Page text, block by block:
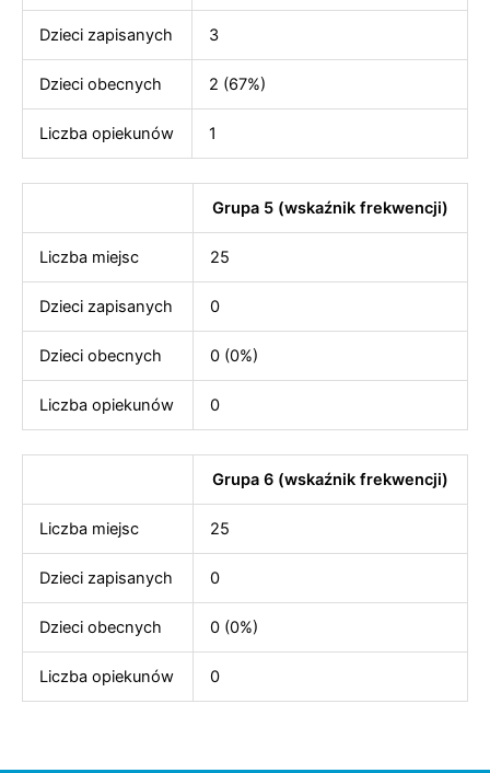
Dzieci zapisanych 3
Dzieci obecnych 2 (67%)
Liczba opiekunów 1
Grupa 5 (wskaźnik frekwencji)
Liczba miejsc 25
Dzieci zapisanych 0
Dzieci obecnych 0 (0%)
Liczba opiekunów 0
Grupa 6 (wskaźnik frekwencji)
Liczba miejsc 25
Dzieci zapisanych 0
Dzieci obecnych 0 (0%)
Liczba opiekunów 0